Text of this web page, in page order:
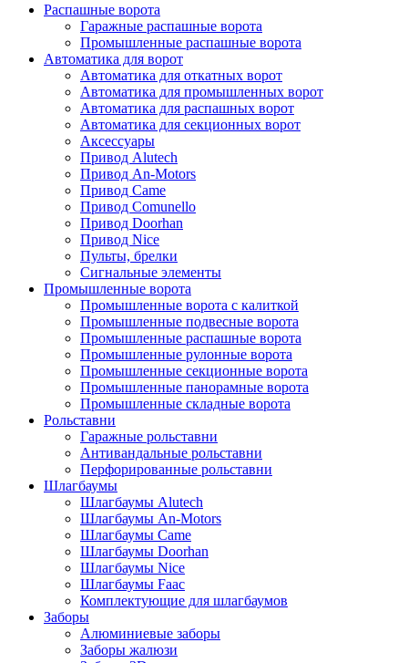
Распашные ворота
Гаражные распашные ворота
Промышленные распашные ворота
Автоматика для ворот
Автоматика для откатных ворот
Автоматика для промышленных ворот
Автоматика для распашных ворот
Автоматика для секционных ворот
Аксессуары
Привод Alutech
Привод An-Motors
Привод Came
Привод Comunello
Привод Doorhan
Привод Nice
Пульты, брелки
Сигнальные элементы
Промышленные ворота
Промышленные ворота с калиткой
Промышленные подвесные ворота
Промышленные распашные ворота
Промышленные рулонные ворота
Промышленные секционные ворота
Промышленные панорамные ворота
Промышленные складные ворота
Рольставни
Гаражные рольставни
Антивандальные рольставни
Перфорированные рольставни
Шлагбаумы
Шлагбаумы Alutech
Шлагбаумы An-Motors
Шлагбаумы Came
Шлагбаумы Doorhan
Шлагбаумы Nice
Шлагбаумы Faac
Комплектующие для шлагбаумов
Заборы
Алюминиевые заборы
Заборы жалюзи